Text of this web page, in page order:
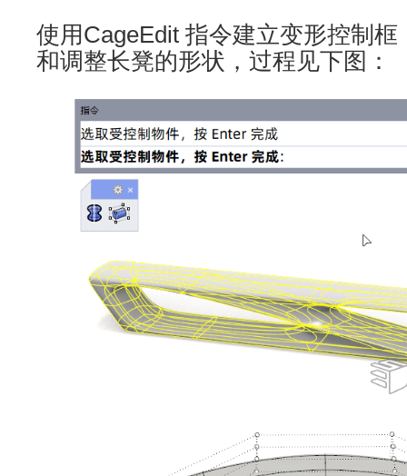
使用CageEdit 指令建立变形控制
和调整长凳的形状，过程见下图：